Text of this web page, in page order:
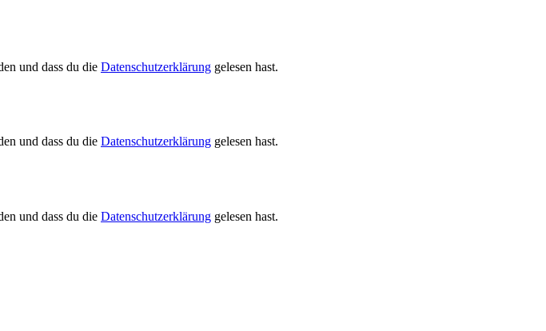
und dass du die Datenschutzerklärung gelesen hast.
und dass du die Datenschutzerklärung gelesen hast.
und dass du die Datenschutzerklärung gelesen hast.